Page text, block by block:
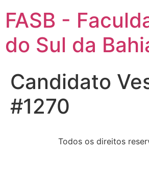
FASB -
do Sul da
Candidato
#1270
Todos os direitos